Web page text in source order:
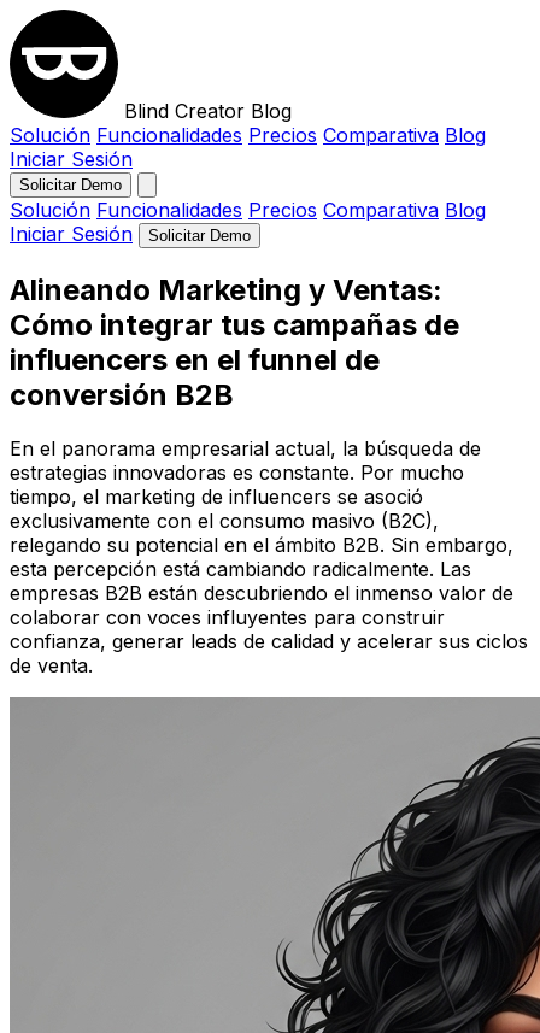
Blind Creator Blog
Solución Funcionalidades Precios Comparativa Blog
Iniciar Sesión
Solicitar Demo
Solución Funcionalidades Precios Comparativa Blog
Iniciar Sesión
Solicitar Demo
Alineando Marketing y Ventas:
Cómo integrar tus campañas de
influencers en el funnel de
conversión B2B
En el panorama empresarial actual, la búsqueda de
estrategias innovadoras es constante. Por mucho
tiempo, el marketing de influencers se asoció
exclusivamente con el consumo masivo (B2C),
relegando su potencial en el ámbito B2B. Sin embargo,
esta percepción está cambiando radicalmente. Las
empresas B2B están descubriendo el inmenso valor de
colaborar con voces influyentes para construir
confianza, generar leads de calidad y acelerar sus ciclos
de venta.